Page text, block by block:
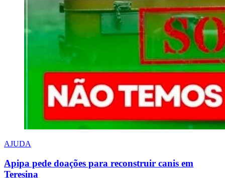
AJUDA
Apipa pede doações para reconstruir canis em
Teresina